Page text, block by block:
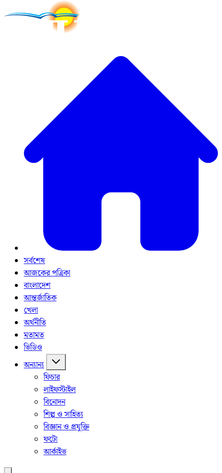
সর্বশেষ
আজকের পত্রিকা
বাংলাদেশ
আন্তর্জাতিক
খেলা
অর্থনীতি
মতামত
ভিডিও
অন্যান্য
ফিচার
লাইফস্টাইল
বিনোদন
শিল্প ও সাহিত্য
বিজ্ঞান ও প্রযুক্তি
ফটো
আর্কাইভ